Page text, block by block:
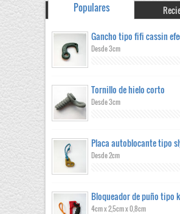
Populares
Gancho tipo fifi cassin
Desde 3cm
Tornillo de hielo corto
Desde 3cm
Placa autoblocante tipo
Desde 2cm
Bloqueador de puño tipo
4cm x 2,5cm x 0,8cm